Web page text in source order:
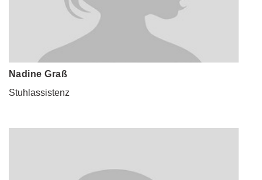
Nadine Graß
Stuhlassistenz